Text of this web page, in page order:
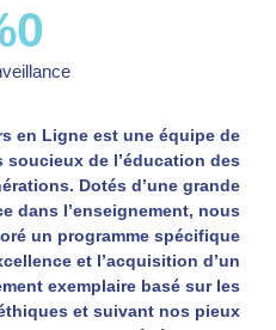
0
en Ligne est une équipe de
soucieux de l’éducation des
Dotés d’une grande
dans l’enseignement, nous
un programme spécifique
et l’acquisition d’un
exemplaire basé sur les
et suivant nos pieux